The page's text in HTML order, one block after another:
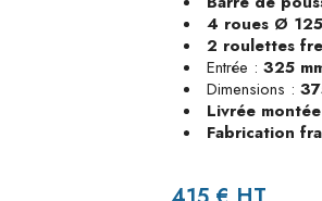
4 roues Ø
2 roulettes
Entrée : 325
Dimensions :
Livrée montée
Fabrication